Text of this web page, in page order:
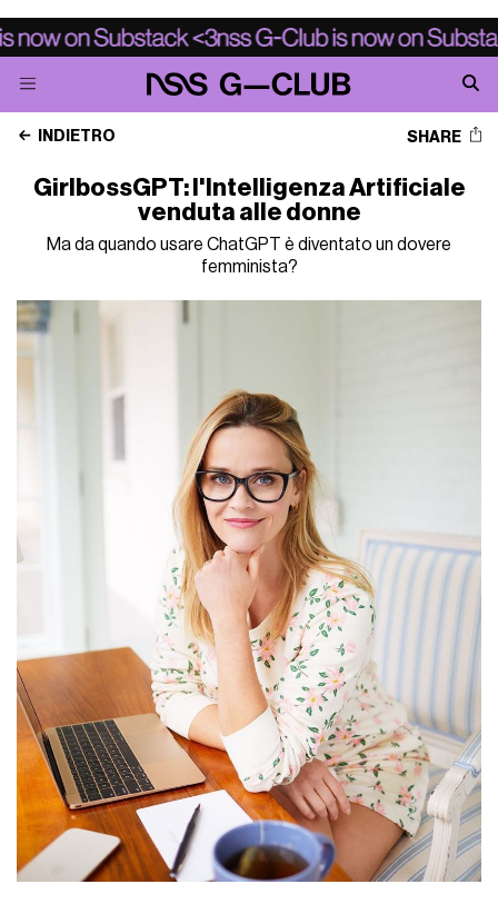
INDIETRO SHARE
GirlbossGPT: l'Intelligenza Artificiale
venduta alle donne
Ma da quando usare ChatGPT è diventato un dovere
femminista?